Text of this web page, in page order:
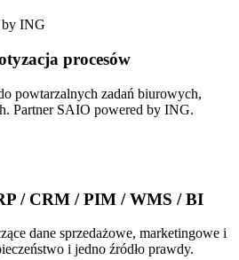
by ING
procesów
powtarzalnych zadań biurowych,
Partner SAIO powered by ING.
/ CRM / PIM / WMS / BI
dane sprzedażowe, marketingowe i
i jedno źródło prawdy.